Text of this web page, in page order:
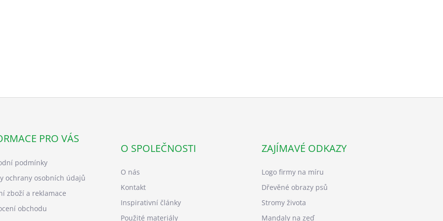
PRO VÁS
podmínky
ochrany osobních údajů
zboží a reklamace
obchodu
O SPOLEČNOSTI
O nás
Kontakt
Inspirativní články
Použité materiály
ZAJÍMAVÉ ODKAZY
Logo firmy na míru
Dřevěné obrazy psů
Stromy života
Mandaly na zeď